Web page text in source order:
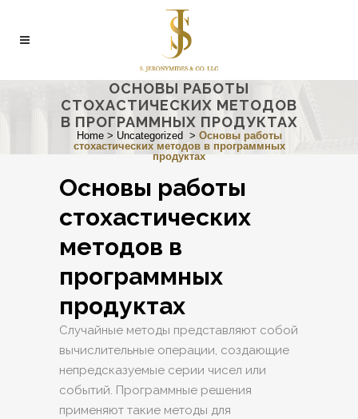
ОСНОВЫ РАБОТЫ
СТОХАСТИЧЕСКИХ МЕТОДОВ
В ПРОГРАММНЫХ ПРОДУКТАХ
Home> Uncategorized > Основы работы
стохастических методов в программных
продуктах
Основы работы
стохастических
методов в
программных
продуктах
Случайные методы представляют собой
вычислительные операции, создающие
непредсказуемые серии чисел или
событий. Программные решения
применяют такие методы для